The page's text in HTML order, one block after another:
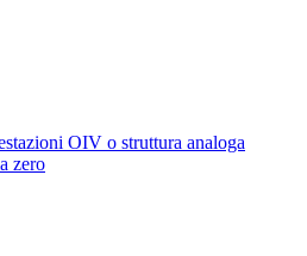
OIV o struttura analoga
zero